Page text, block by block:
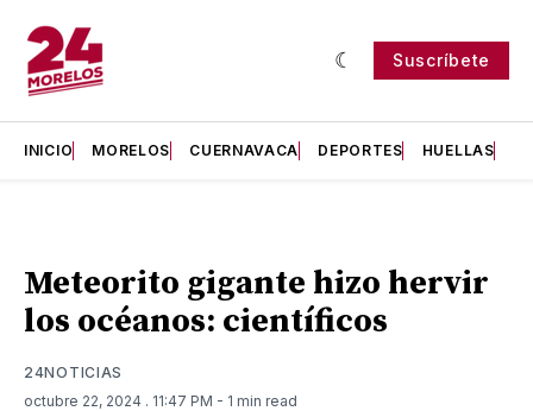
Suscríbete
INICIO MORELOS CUERNAVACA DEPORTES HUELLAS
Meteorito gigante hizo hervir
los océanos: científicos
24NOTICIAS
octubre 22, 2024 . 11:47 PM - 1 min read